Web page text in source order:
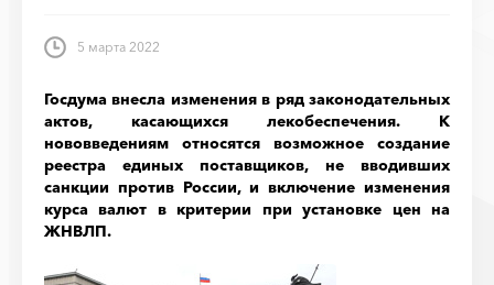
5 марта 2022
Госдума внесла изменения в ряд законодательных
актов, касающихся лекобеспечения. К
нововведениям относятся возможное создание
реестра единых поставщиков, не вводивших
санкции против России, и включение изменения
курса валют в критерии при установке цен на
ЖНВЛП.